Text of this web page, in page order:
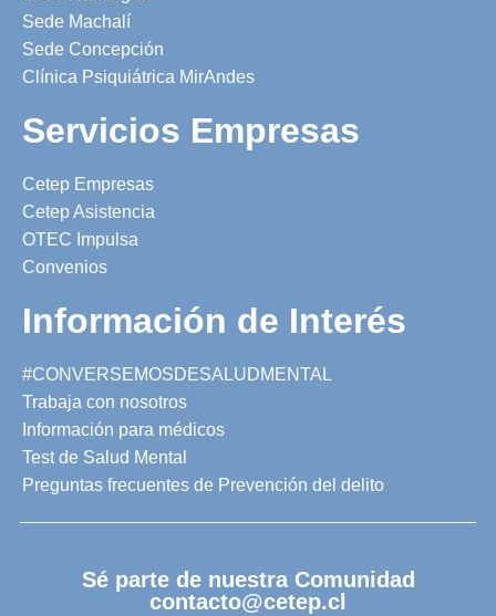
Sede Machalí
Sede Concepción
Clínica Psiquiátrica MirAndes
Servicios Empresas
Cetep Empresas
Cetep Asistencia
OTEC Impulsa
Convenios
Información de Interés
#CONVERSEMOSDESALUDMENTAL
Trabaja con nosotros
Información para médicos
Test de Salud Mental
Preguntas frecuentes de Prevención del delito
Sé parte de nuestra Comunidad
contacto@cetep.cl